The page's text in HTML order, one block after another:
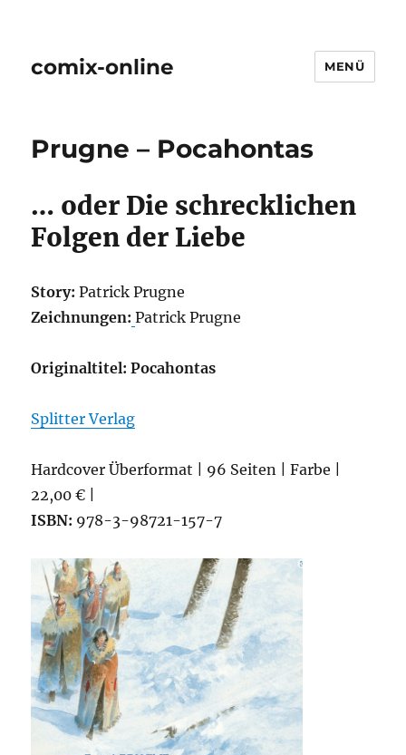
comix-online MENÜ
Prugne – Pocahontas
… oder Die schrecklichen
Folgen der Liebe
Story:Patrick Prugne
Zeichnungen: Patrick Prugne
Originaltitel:Pocahontas
Splitter Verlag
Hardcover Überformat | 96 Seiten | Farbe |
22,00 € |
ISBN: 978-3-98721-157-7